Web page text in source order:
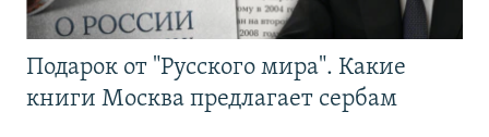
Подарок от "Русского мира". Какие
книги Москва предлагает сербам